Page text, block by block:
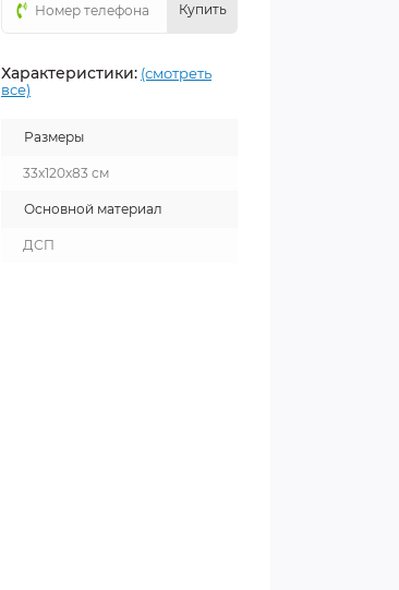
Купить
Характеристики: (смотреть
все)
Размеры
33х120х83 см
Основной материал
ДСП